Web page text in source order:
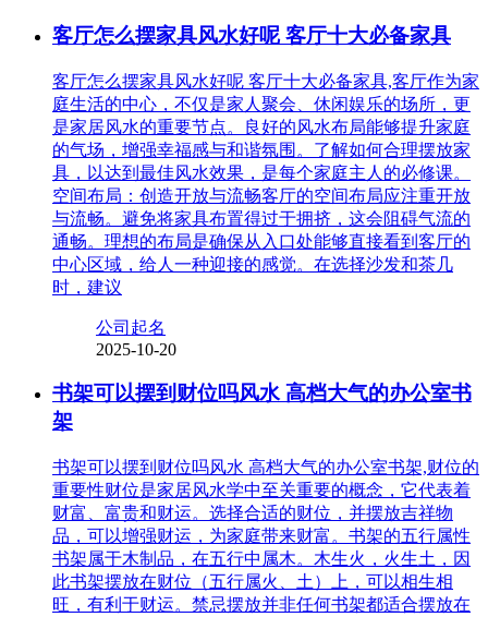
客厅怎么摆家具风水好呢 客厅十大必备家具
客厅怎么摆家具风水好呢 客厅十大必备家具,客厅作为家
庭生活的中心，不仅是家人聚会、休闲娱乐的场所，更
是家居风水的重要节点。良好的风水布局能够提升家庭
的气场，增强幸福感与和谐氛围。了解如何合理摆放家
具，以达到最佳风水效果，是每个家庭主人的必修课。
空间布局：创造开放与流畅客厅的空间布局应注重开放
与流畅。避免将家具布置得过于拥挤，这会阻碍气流的
通畅。理想的布局是确保从入口处能够直接看到客厅的
中心区域，给人一种迎接的感觉。在选择沙发和茶几
时，建议
公司起名
2025-10-20
书架可以摆到财位吗风水 高档大气的办公室书
架
书架可以摆到财位吗风水 高档大气的办公室书架,财位的
重要性财位是家居风水学中至关重要的概念，它代表着
财富、富贵和财运。选择合适的财位，并摆放吉祥物
品，可以增强财运，为家庭带来财富。书架的五行属性
书架属于木制品，在五行中属木。木生火，火生土，因
此书架摆放在财位（五行属火、土）上，可以相生相
旺，有利于财运。禁忌摆放并非任何书架都适合摆放在